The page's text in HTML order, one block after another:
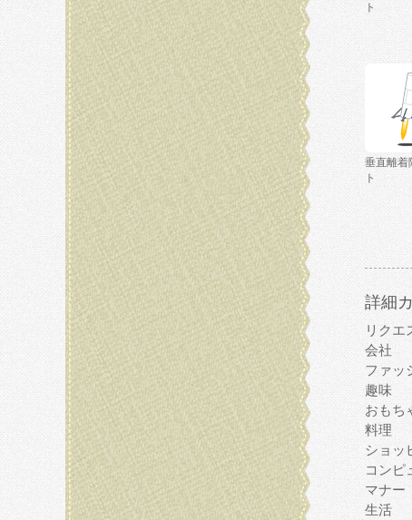
ト
垂直離着
ト
詳細
リクエ
会社
ファッ
趣味
おもち
料理
ショッ
コンピ
マナー
生活